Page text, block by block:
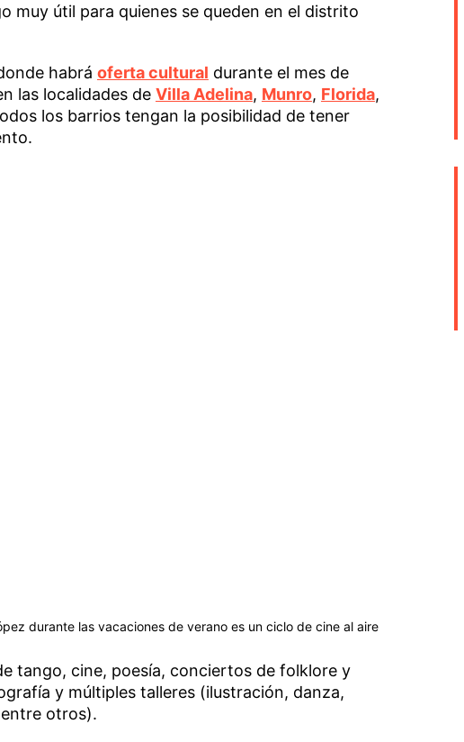
muy útil para quienes se queden en el distrito
habrá oferta cultural durante el mes de
las localidades de Villa Adelina, Munro, Florida,
los barrios tengan la posibilidad de tener
durante las vacaciones de verano es un ciclo de cine al aire
tango, cine, poesía, conciertos de folklore y
y múltiples talleres (ilustración, danza,
otros).